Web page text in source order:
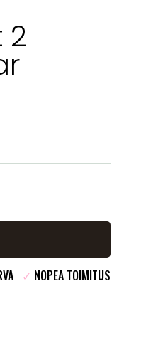
2
✓ NOPEA TOIMITUS